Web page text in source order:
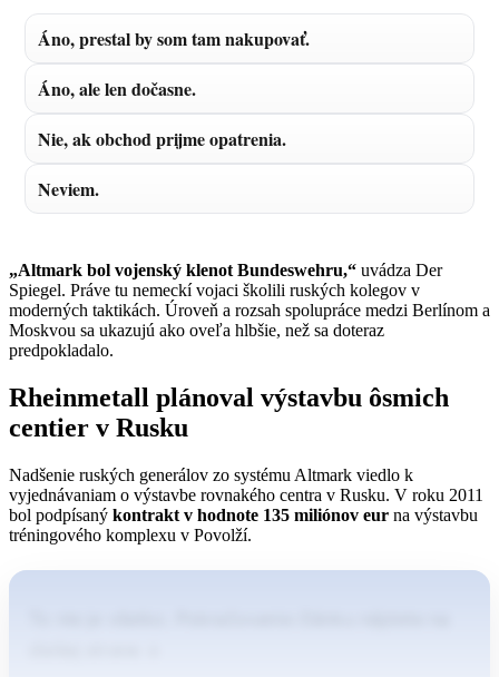
Áno, prestal by som tam nakupovať.
Áno, ale len dočasne.
Nie, ak obchod prijme opatrenia.
Neviem.
„Altmark bol vojenský klenot Bundeswehru,“ uvádza Der
Spiegel. Práve tu nemeckí vojaci školili ruských kolegov v
moderných taktikách. Úroveň a rozsah spolupráce medzi Berlínom a
Moskvou sa ukazujú ako oveľa hlbšie, než sa doteraz
predpokladalo.
Rheinmetall plánoval výstavbu ôsmich
centier v Rusku
Nadšenie ruských generálov zo systému Altmark viedlo k
vyjednávaniam o výstavbe rovnakého centra v Rusku. V roku 2011
bol podpísaný kontrakt v hodnote 135 miliónov eur na výstavbu
tréningového komplexu v Povolží.